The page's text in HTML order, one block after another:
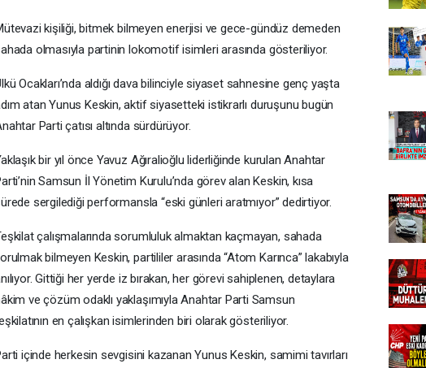
kişiliği, bitmek bilmeyen enerjisi ve gece-gündüz demeden
olmasıyla partinin lokomotif isimleri arasında gösteriliyor.
Ocakları’nda aldığı dava bilinciyle siyaset sahnesine genç yaşta
atan Yunus Keskin, aktif siyasetteki istikrarlı duruşunu bugün
Parti çatısı altında sürdürüyor.
bir yıl önce Yavuz Ağıralioğlu liderliğinde kurulan Anahtar
Samsun İl Yönetim Kurulu’nda görev alan Keskin, kısa
sergilediği performansla “eski günleri aratmıyor” dedirtiyor.
çalışmalarında sorumluluk almaktan kaçmayan, sahada
bilmeyen Keskin, partililer arasında “Atom Karınca” lakabıyla
Gittiği her yerde iz bırakan, her görevi sahiplenen, detaylara
ve çözüm odaklı yaklaşımıyla Anahtar Parti Samsun
en çalışkan isimlerinden biri olarak gösteriliyor.
içinde herkesin sevgisini kazanan Yunus Keskin, samimi tavırları